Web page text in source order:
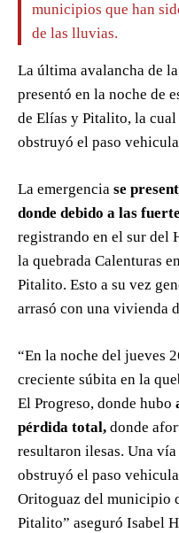
municipios que han
de las lluvias.
La última avalancha de
presentó en la noche de
de Elías y Pitalito, la
obstruyó el paso
La emergencia se
donde debido a las
registrando en el sur del
la quebrada Calenturas
Pitalito. Esto a su vez
arrasó con una vivienda
“En la noche del jueves
creciente súbita en la
El Progreso, donde hubo
pérdida total, donde
resultaron ilesas. Una
obstruyó el paso
Oritoguaz del municipio
Pitalito” aseguró Isabel